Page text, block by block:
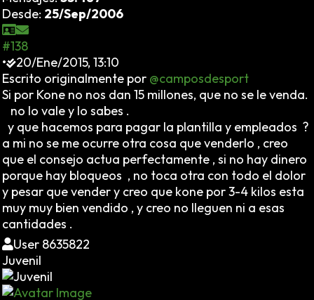
Desde: 25/Sep/2006
#138
•
20/Ene/2015, 13:10
Escrito originalmente por @camposdesport
Si por Kone no nos dan 15 millones, que no se le venda.
no lo vale y lo sabes .
y que hacemos para pagar la plantilla y empleados ?
a mi no se me ocurre otra cosa que venderlo , creo
que el consejo actua perfectamente , si no hay dinero
porque hay bloqueos , no toca otra con todo el dolor
y pesar que vender y creo que kone por 3-4 kilos esta
muy muy bien vendido , y creo no lleguen ni a esas
cantidades .
User 8635822
Juvenil